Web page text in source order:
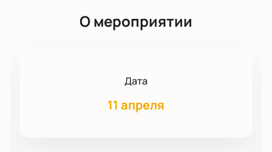
О мероприятии
Дата
11 апреля